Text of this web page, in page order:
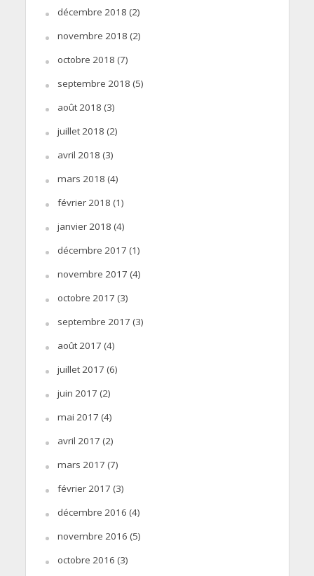
décembre 2018 (2)
novembre 2018 (2)
octobre 2018 (7)
septembre 2018 (5)
août 2018 (3)
juillet 2018 (2)
avril 2018 (3)
mars 2018 (4)
février 2018 (1)
janvier 2018 (4)
décembre 2017 (1)
novembre 2017 (4)
octobre 2017 (3)
septembre 2017 (3)
août 2017 (4)
juillet 2017 (6)
juin 2017 (2)
mai 2017 (4)
avril 2017 (2)
mars 2017 (7)
février 2017 (3)
décembre 2016 (4)
novembre 2016 (5)
octobre 2016 (3)